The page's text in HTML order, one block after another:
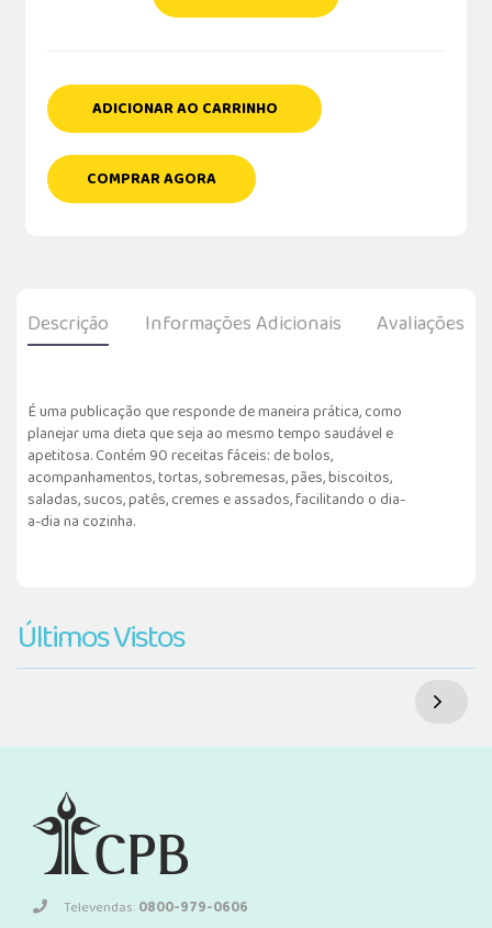
ADICIONAR AO CARRINHO
COMPRAR AGORA
Descrição Informações Adicionais Avaliações
É uma publicação que responde de maneira prática, como
planejar uma dieta que seja ao mesmo tempo saudável e
apetitosa. Contém 90 receitas fáceis: de bolos,
acompanhamentos, tortas, sobremesas, pães, biscoitos,
saladas, sucos, patês, cremes e assados, facilitando o dia-
a-dia na cozinha.
Últimos Vistos
Televendas:0800-979-0606